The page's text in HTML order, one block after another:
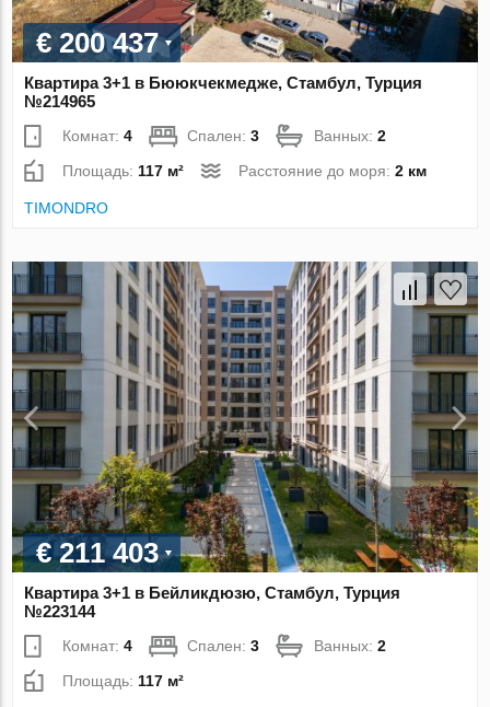
€ 200 437
Квартира 3+1 в Бююкчекмедже, Стамбул, Турция
№214965
Комнат:4 Спален:3 Ванных:2
Площадь: 117 м² Расстояние до моря:2 км
TIMONDRO
€ 211 403
Квартира 3+1 в Бейликдюзю, Стамбул, Турция
№223144
Комнат:4 Спален:3 Ванных:2
Площадь: 117 м²